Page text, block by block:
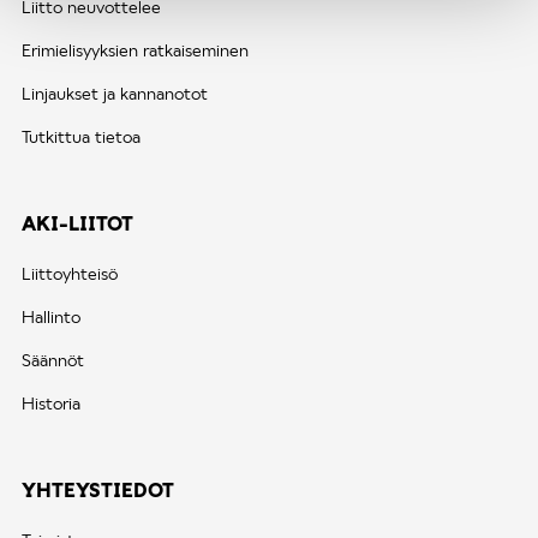
Liitto neuvottelee
Erimielisyyksien ratkaiseminen
Linjaukset ja kannanotot
Tutkittua tietoa
AKI-LIITOT
Liittoyhteisö
Hallinto
Säännöt
Historia
YHTEYSTIEDOT